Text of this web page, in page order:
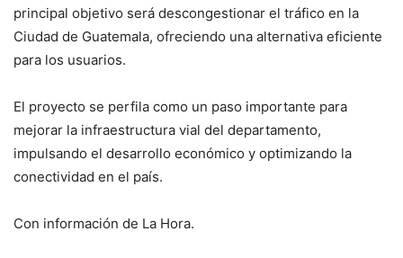
principal objetivo será descongestionar el tráfico en la
Ciudad de Guatemala, ofreciendo una alternativa eficiente
para los usuarios.
El proyecto se perfila como un paso importante para
mejorar la infraestructura vial del departamento,
impulsando el desarrollo económico y optimizando la
conectividad en el país.
Con información de La Hora.